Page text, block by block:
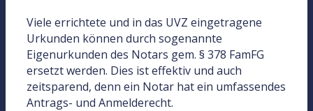
Live-Webinare
Webinar-Aufzeichnungen
Viele errichtete und in das UVZ eingetragene
Urkunden können durch sogenannte
Eigenurkunden des Notars gem. § 378 FamFG
ersetzt werden. Dies ist effektiv und auch
zeitsparend, denn ein Notar hat ein umfassendes
Antrags- und Anmelderecht.